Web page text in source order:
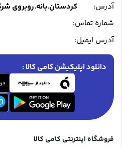
آدرس:
کردستان.بانه.روبروی شرکت
شماره تماس:
آدرس ایمیل:
دانلود اپلیکیشن کامی کالا :
فروشگاه اینترنتی کامی کالا